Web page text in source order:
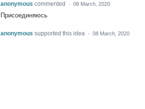
anonymous commented · 08 March, 2020
Присоединяюсь
anonymous supported this idea · 08 March, 2020